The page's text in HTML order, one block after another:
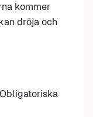
kommer
dröja och
Obligatoriska